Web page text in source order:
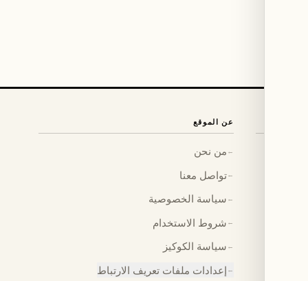
عن الموقع
← من نحن
←تواصل معنا
← سياسة الخصوصية
← شروط الاستخدام
← سياسة الكوكيز
← إعدادات ملفات تعريف الارتباط